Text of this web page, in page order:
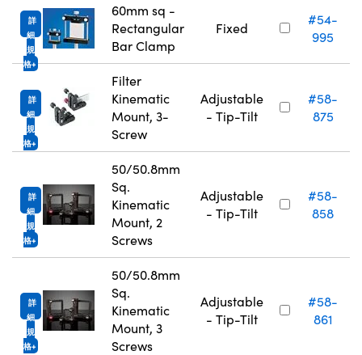
詳
細
規
格
60mm sq -
Rectangular
Bar Clamp
Fixed
#54-
995
詳
細
規
格
Filter
Kinematic
Mount, 3-
Screw
Adjustable
- Tip-Tilt
#58-
875
詳
細
規
格
50/50.8mm
Sq.
Kinematic
Mount, 2
Screws
Adjustable
- Tip-Tilt
#58-
858
詳
細
規
格
50/50.8mm
Sq.
Kinematic
Mount, 3
Screws
Adjustable
- Tip-Tilt
#58-
861